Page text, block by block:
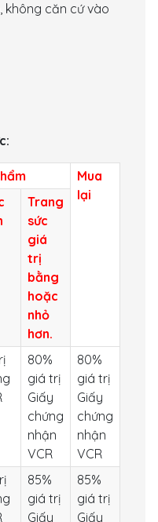
không căn cứ vào
Mua
lại
Trang
sức
giá
trị
bằng
hoặc
nhỏ
hơn.
80%
giá trị
Giấy
chứng
nhận
VCR
80%
giá trị
Giấy
chứng
nhận
VCR
85%
giá trị
Giấy
85%
giá trị
Giấy